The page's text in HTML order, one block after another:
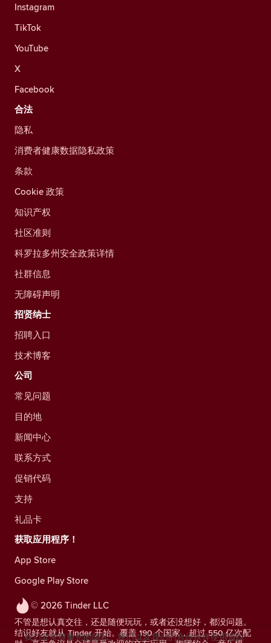
© 2026 Tinder LLC
不管是想认真交往，还是随便玩玩，或者还没想好，都没问题。
结识好友就从 Tinder 开始。覆盖 190 个国家，超过 550 亿次配
Instagram
TikTok
YouTube
X
Facebook
合法
隐私
消费者健康数据隐私政策
条款
Cookie 政策
知识产权
社区准则
科罗拉多州安全政策详情
社群信息
无障碍声明
招贤纳士
招聘入口
技术博客
公司
常见问题
目的地
新闻中心
联系方式
促销代码
支持
礼品卡
获取应用程序！
App Store
Google Play Store
我们非常尊重您的隐私。我们以及我们的合作伙伴使用追踪